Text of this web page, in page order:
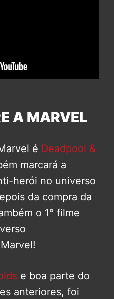
A MARVEL
é Deadpool &
marcará a
herói no universo
da compra da
o 1° filme
e boa parte do
anteriores, foi